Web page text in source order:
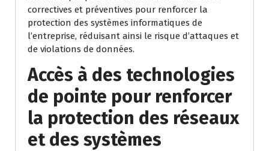
correctives et préventives pour renforcer la
protection des systèmes informatiques de
l’entreprise, réduisant ainsi le risque d’attaques et
de violations de données.
Accès à des technologies
de pointe pour renforcer
la protection des réseaux
et des systèmes